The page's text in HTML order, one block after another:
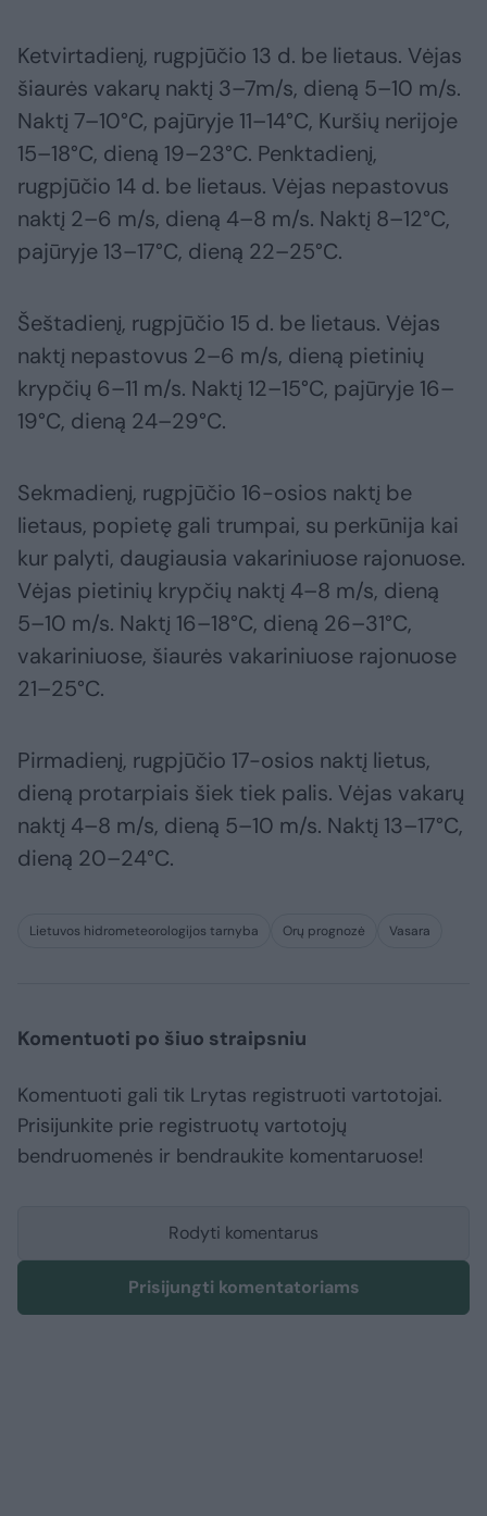
Ketvirtadienį, rugpjūčio 13 d. be lietaus. Vėjas
šiaurės vakarų naktį 3–7m/s, dieną 5–10 m/s.
Naktį 7–10°C, pajūryje 11–14°C, Kuršių nerijoje
15–18°C, dieną 19–23°C. Penktadienį,
rugpjūčio 14 d. be lietaus. Vėjas nepastovus
naktį 2–6 m/s, dieną 4–8 m/s. Naktį 8–12°C,
pajūryje 13–17°C, dieną 22–25°C.
Šeštadienį, rugpjūčio 15 d. be lietaus. Vėjas
naktį nepastovus 2–6 m/s, dieną pietinių
krypčių 6–11 m/s. Naktį 12–15°C, pajūryje 16–
19°C, dieną 24–29°C.
Sekmadienį, rugpjūčio 16-osios naktį be
lietaus, popietę gali trumpai, su perkūnija kai
kur palyti, daugiausia vakariniuose rajonuose.
Vėjas pietinių krypčių naktį 4–8 m/s, dieną
5–10 m/s. Naktį 16–18°C, dieną 26–31°C,
vakariniuose, šiaurės vakariniuose rajonuose
21–25°C.
Pirmadienį, rugpjūčio 17-osios naktį lietus,
dieną protarpiais šiek tiek palis. Vėjas vakarų
naktį 4–8 m/s, dieną 5–10 m/s. Naktį 13–17°C,
dieną 20–24°C.
Lietuvos hidrometeorologijos tarnyba Orų prognozė Vasara
Komentuoti po šiuo straipsniu
Komentuoti gali tik Lrytas registruoti vartotojai.
Prisijunkite prie registruotų vartotojų
bendruomenės ir bendraukite komentaruose!
Rodyti komentarus
Prisijungti komentatoriams